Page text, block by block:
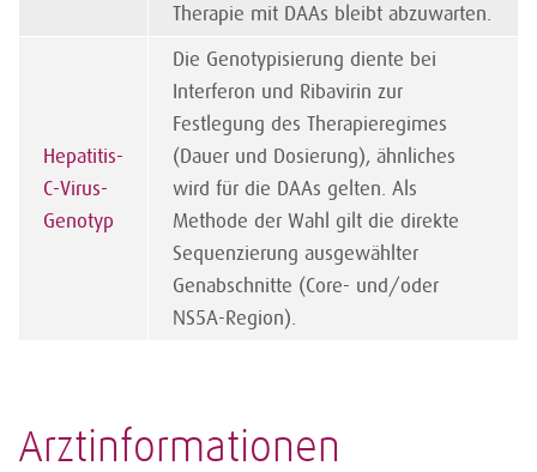
Therapie mit DAAs bleibt abzuwarten.
Hepatitis-
C-Virus-
Genotyp
Die Genotypisierung diente bei
Interferon und Ribavirin zur
Festlegung des Therapieregimes
(Dauer und Dosierung), ähnliches
wird für die DAAs gelten. Als
Methode der Wahl gilt die direkte
Sequenzierung ausgewählter
Genabschnitte (Core- und/oder
NS5A-Region).
Arztinformationen